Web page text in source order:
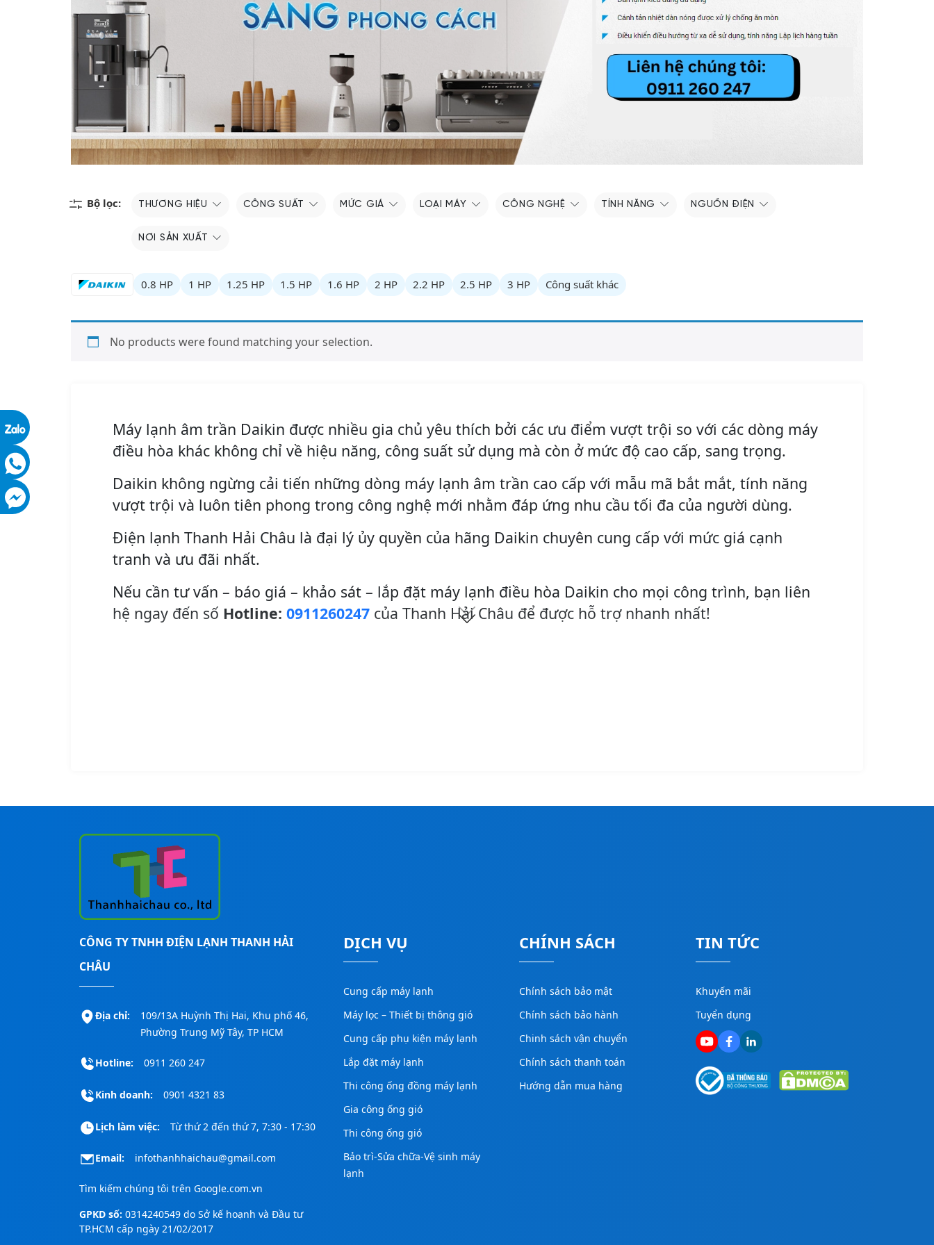
Bộ lọc: THƯƠNG HIỆU CÔNG SUẤT MỨC GIÁ LOẠI MÁY CÔNG NGHỆ TÍNH NĂNG NGUỒN ĐIỆN
NƠI SẢN XUẤT
0.8 HP 1 HP 1.25 HP 1.5 HP 1.6 HP 2 HP 2.2 HP 2.5 HP 3 HP Công suất khác
No products were found matching your selection.
Máy lạnh âm trần Daikin được nhiều gia chủ yêu thích bởi các ưu điểm vượt trội so với các dòng máy
điều hòa khác không chỉ về hiệu năng, công suất sử dụng mà còn ở mức độ cao cấp, sang trọng.
Daikin không ngừng cải tiến những dòng máy lạnh âm trần cao cấp với mẫu mã bắt mắt, tính năng
vượt trội và luôn tiên phong trong công nghệ mới nhằm đáp ứng nhu cầu tối đa của người dùng.
Điện lạnh Thanh Hải Châu là đại lý ủy quyền của hãng Daikin chuyên cung cấp với mức giá cạnh
tranh và ưu đãi nhất.
Nếu cần tư vấn – báo giá – khảo sát – lắp đặt máy lạnh điều hòa Daikin cho mọi công trình, bạn liên
hệ ngay đến số Hotline: 0911260247 của Thanh Hải Châu để được hỗ trợ nhanh nhất!
CÔNG TY TNHH ĐIỆN LẠNH THANH HẢI
CHÂU
Địa chỉ:
109/13A Huỳnh Thị Hai, Khu phố 46,
Phường Trung Mỹ Tây, TP HCM
Hotline: 0911 260 247
Kinh doanh: 0901 4321 83
Lịch làm việc: Từ thứ 2 đến thứ 7, 7:30 - 17:30
Email: infothanhhaichau@gmail.com
Tìm kiếm chúng tôi trên Google.com.vn
GPKD số: 0314240549 do Sở kế hoạnh và Đầu tư
TP.HCM cấp ngày 21/02/2017
DỊCH VỤ
Cung cấp máy lạnh
Máy lọc – Thiết bị thông gió
Cung cấp phụ kiện máy lạnh
Lắp đặt máy lạnh
Thi công ống đồng máy lạnh
Gia công ống gió
Thi công ống gió
Bảo trì-Sửa chữa-Vệ sinh máy
lạnh
CHÍNH SÁCH
Chính sách bảo mật
Chính sách bảo hành
Chinh sách vận chuyển
Chính sách thanh toán
Hướng dẫn mua hàng
TIN TỨC
Khuyến mãi
Tuyển dụng